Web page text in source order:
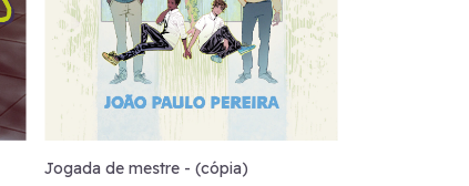
Jogada de mestre - (cópia)